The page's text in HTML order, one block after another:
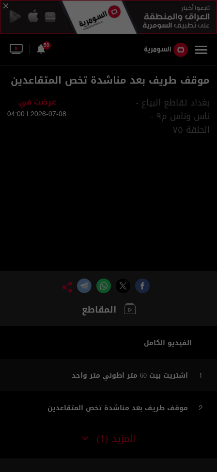
58
موقف طريف بعد مناشدة تخص المتقاعدين
بغداد تقاطع البياع -
ناس وناس م٩ -
الحلقة ٧٥
عرضت في:
2026-07-08 | 04:00
المقاطع
الفيديو الكامل
1 اشتريت بيت 60 متر اطوني متر واحد
2 موقف طريف بعد مناشدة تخص المتقاعدين
المزيد (1)